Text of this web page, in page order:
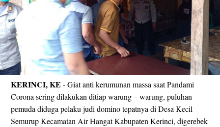
KERINCI, KE - Giat anti kerumunan massa saat Pandami
Corona sering dilakukan ditiap warung – warung, puluhan
pemuda diduga pelaku judi domino tepatnya di Desa Kecil
Semurup Kecamatan Air Hangat Kabupaten Kerinci, digerebek